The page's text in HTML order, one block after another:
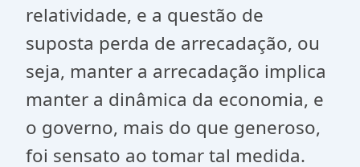
relatividade, e a questão de
suposta perda de arrecadação, ou
seja, manter a arrecadação implica
manter a dinâmica da economia, e
o governo, mais do que generoso,
foi sensato ao tomar tal medida.